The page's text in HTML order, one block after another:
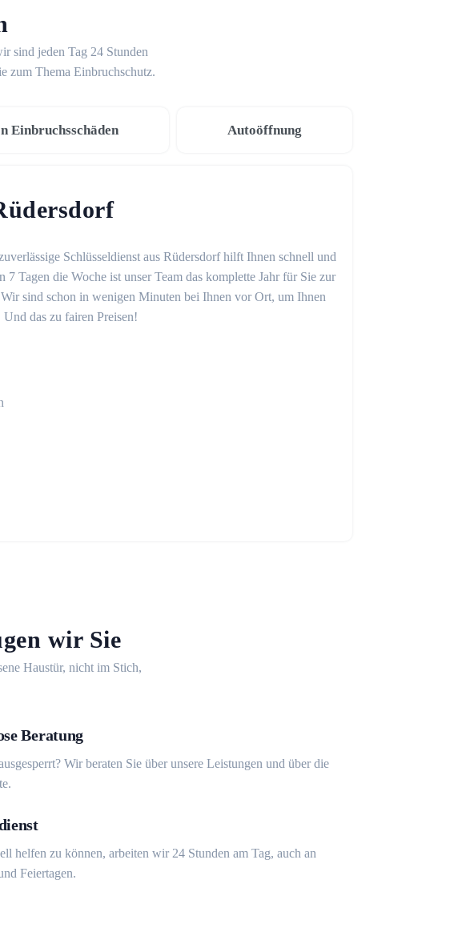
sind jeden Tag 24 Stunden
zum Thema Einbruchschutz.
Einbruchsschäden Autoöffnung
Schlüsseldienst aus Rüdersdorf hilft Ihnen schnell und
7 Tagen die Woche ist unser Team das komplette Jahr für Sie zur
sind schon in wenigen Minuten bei Ihnen vor Ort, um Ihnen
das zu fairen Preisen!
wir Sie
Haustür, nicht im Stich,
Beratung
Wir beraten Sie über unsere Leistungen und über die
helfen zu können, arbeiten wir 24 Stunden am Tag, auch an
Feiertagen.